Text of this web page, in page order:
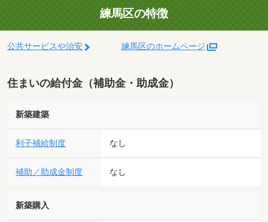
練馬区の特徴
公共サービスや治安 練馬区のホームページ
住まいの給付金（補助金・助成金）
新築建築
利子補給制度 なし
補助／助成金制度 なし
新築購入